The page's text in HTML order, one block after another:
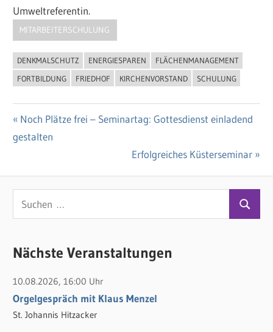
Umweltreferentin.
MITARBEITERSCHULUNG
DENKMALSCHUTZ ENERGIESPAREN
FLÄCHENMANAGEMENT
FORTBILDUNG
FRIEDHOF KIRCHENVORSTAND SCHULUNG
Beitragsnavigation
Vorheriger
Beitrag:
Noch Plätze frei – Seminartag: Gottesdienst einladend
gestalten
Nächster
Erfolgreiches Küsterseminar
u
h
n
n
a
Nächste Veranstaltungen
10.08.2026, 16:00 Uhr
Orgelgespräch mit Klaus Menzel
St. Johannis Hitzacker